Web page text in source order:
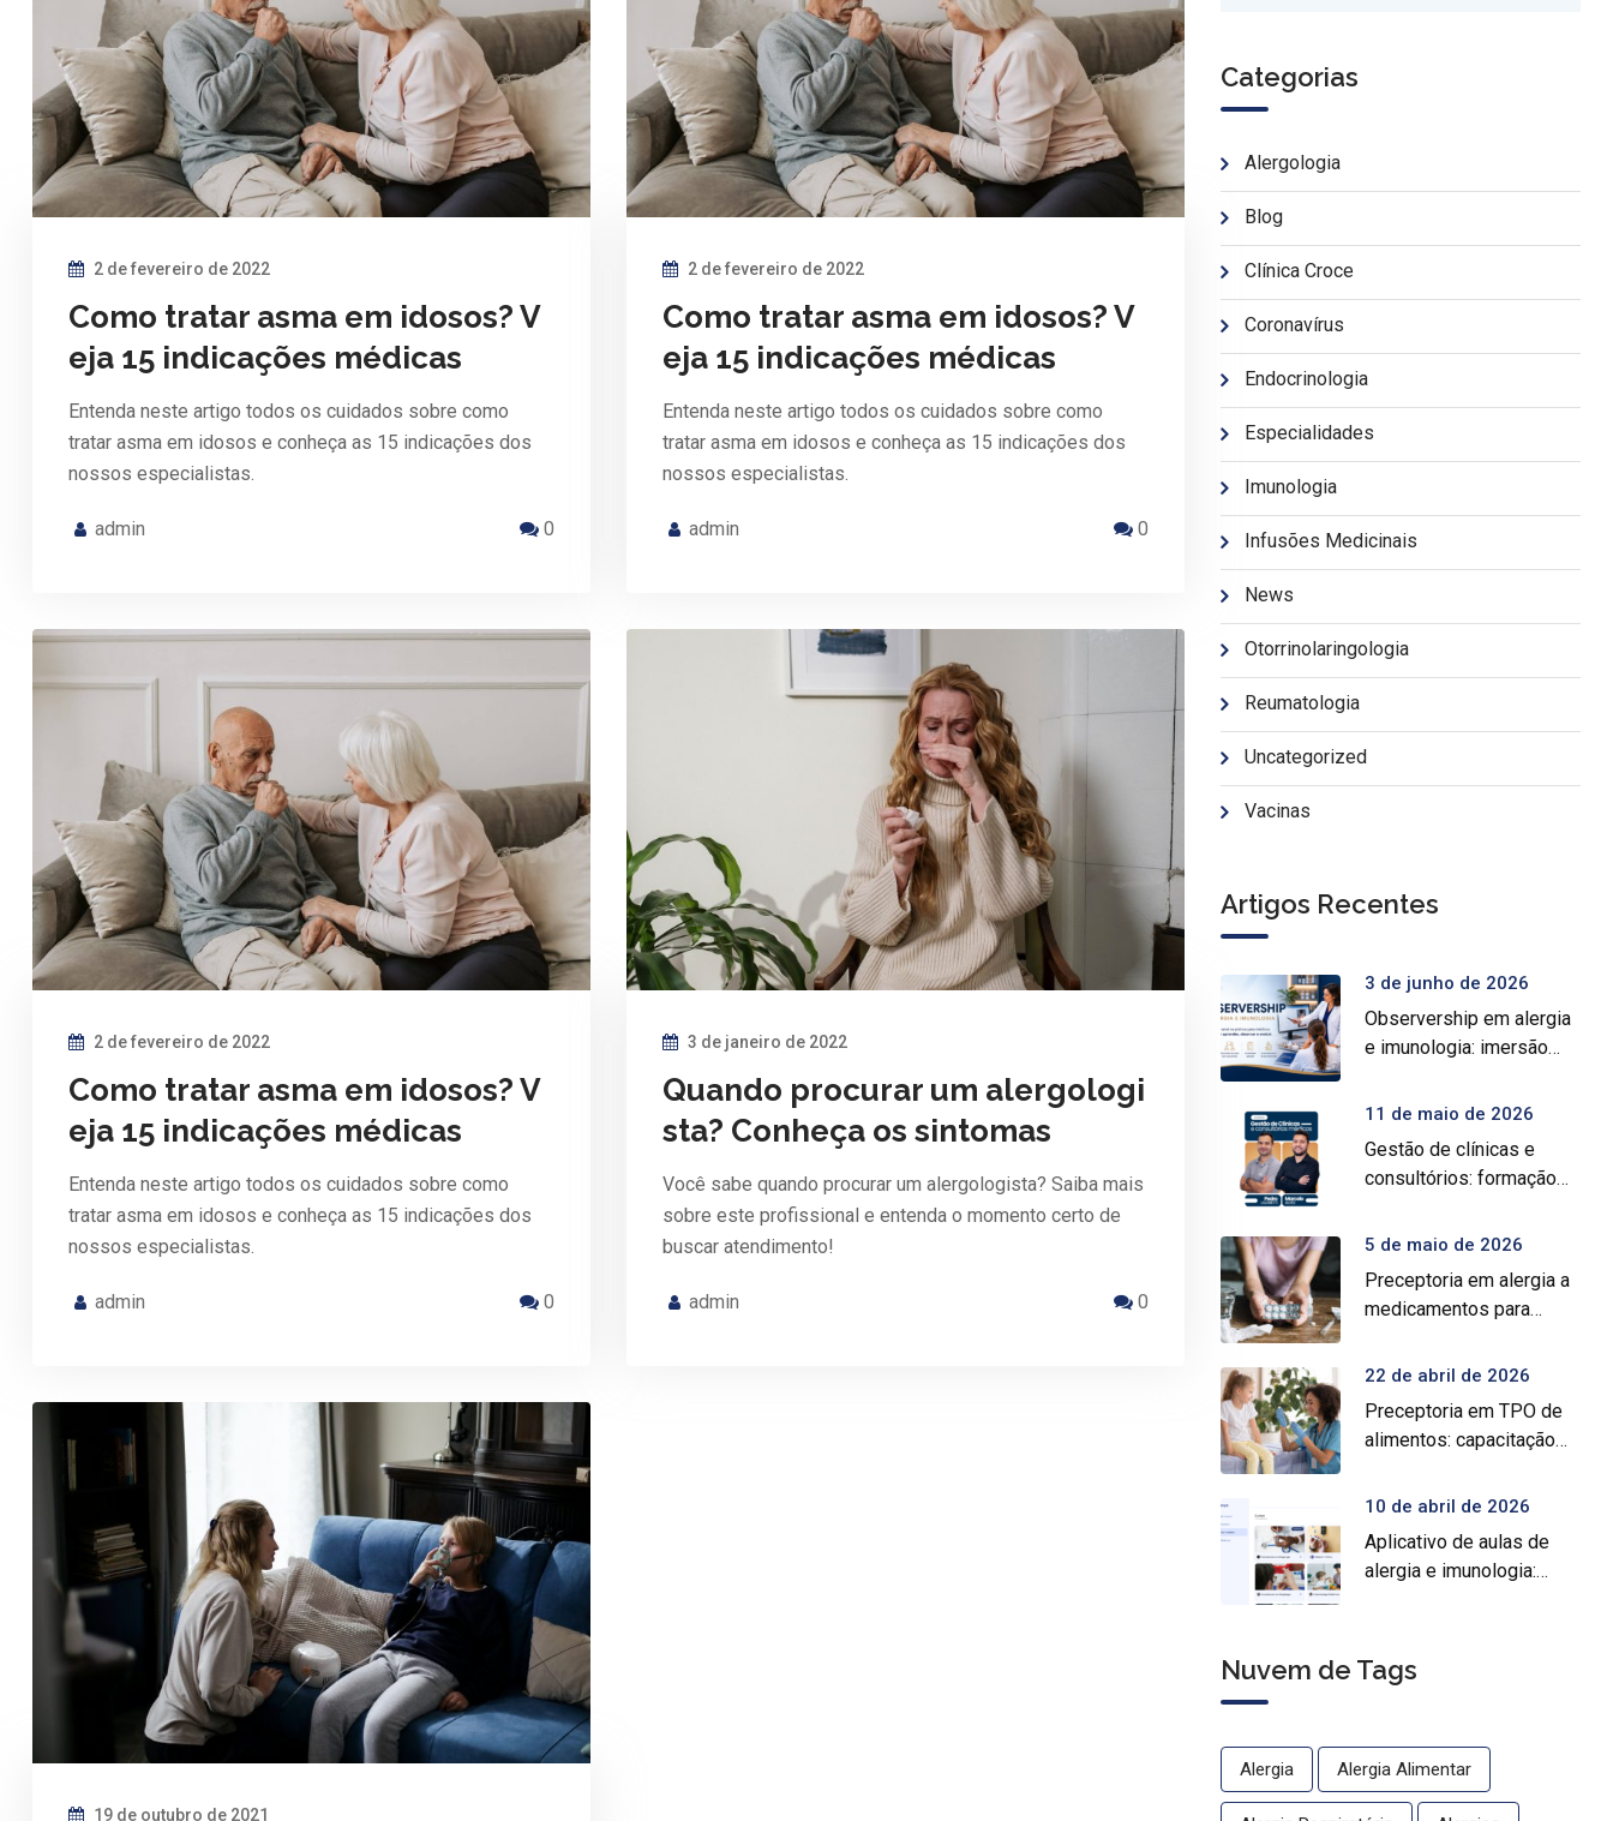
2 de fevereiro de 2022
Como tratar asma em idosos? V
eja 15 indicações médicas
Entenda neste artigo todos os cuidados sobre como
tratar asma em idosos e conheça as 15 indicações dos
nossos especialistas.
admin 0
2 de fevereiro de 2022
Como tratar asma em idosos? V
eja 15 indicações médicas
Entenda neste artigo todos os cuidados sobre como
tratar asma em idosos e conheça as 15 indicações dos
nossos especialistas.
admin 0
2 de fevereiro de 2022
Como tratar asma em idosos? V
eja 15 indicações médicas
Entenda neste artigo todos os cuidados sobre como
tratar asma em idosos e conheça as 15 indicações dos
nossos especialistas.
admin 0
3 de janeiro de 2022
Quando procurar um alergologi
sta? Conheça os sintomas
Você sabe quando procurar um alergologista? Saiba mais
sobre este profissional e entenda o momento certo de
buscar atendimento!
admin 0
19 de outubro de 2021
Categorias
Alergologia
Blog
Clínica Croce
Coronavírus
Endocrinologia
Especialidades
Imunologia
Infusões Medicinais
News
Otorrinolaringologia
Reumatologia
Uncategorized
Vacinas
Artigos Recentes
3 de junho de 2026
Observership em alergia
e imunologia: imersão
11 de maio de 2026
Gestão de clínicas e
consultórios: formação
5 de maio de 2026
Preceptoria em alergia a
medicamentos para
especializada
22 de abril de 2026
Preceptoria em TPO de
alimentos: capacitação
10 de abril de 2026
Aplicativo de aulas de
alergia e imunologia:
médico gratuito
Nuvem de Tags
Alergia Alergia Alimentar